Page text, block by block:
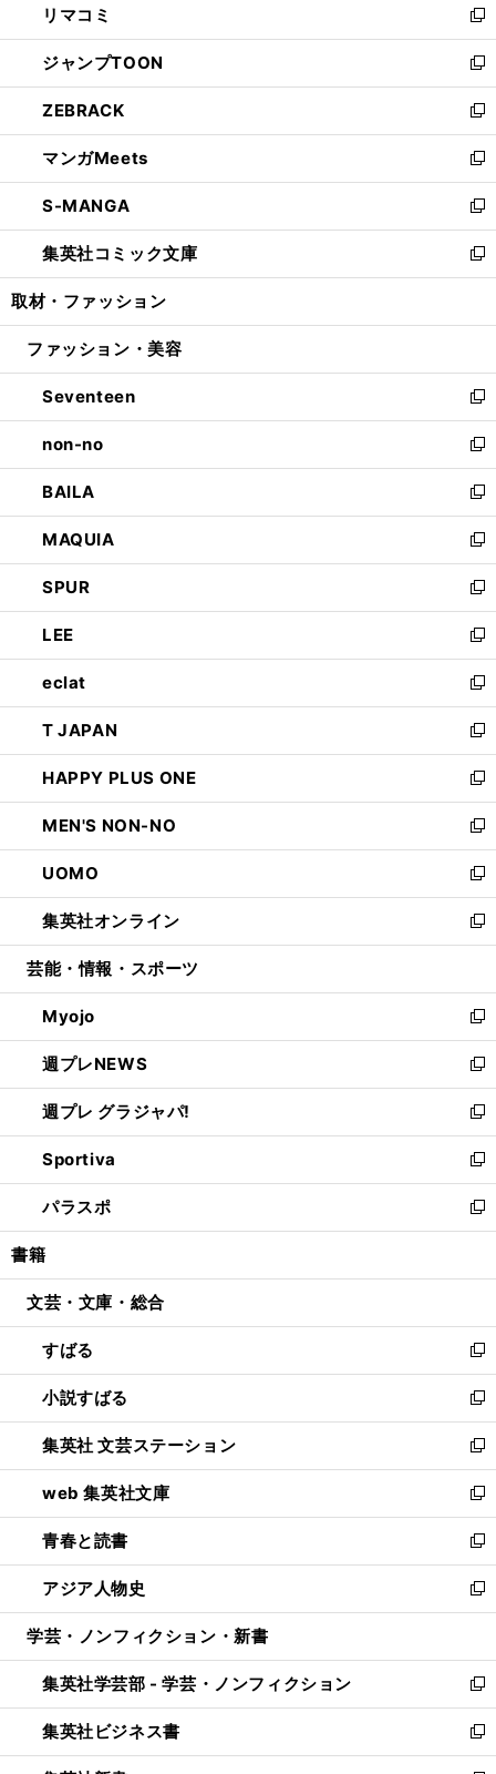
で
開
く
ド
ウ
で
開
く
ィ
ン
ド
ウ
で
開
く
い
ウ
ィ
ン
ド
ウ
で
開
く
リマコミ
新
し
い
ウ
ィ
ン
ド
ウ
で
開
く
ジャンプTOON
新
し
い
ウ
ィ
ン
ド
ウ
で
開
ZEBRACK
新
し
い
ウ
ィ
ン
ド
ウ
開
マンガMeets
新
し
い
ウ
ィ
ン
ウ
開
く
S-MANGA
新
し
い
ウ
ン
ウ
で
開
く
集英社コミック文庫
新
し
ウ
ン
ド
ウ
で
開
く
取材・ファッション
ファッション・美容
Seventeen
新
し
い
ウ
ィ
ン
ド
ウ
で
開
く
non-no
新
し
い
ウ
ィ
ン
ド
ウ
で
開
く
BAILA
新
し
い
ウ
ィ
ン
ド
ウ
で
開
く
MAQUIA
新
し
い
ウ
ィ
ン
ド
ウ
で
開
く
SPUR
新
し
い
ウ
ィ
ン
ド
ウ
で
開
く
LEE
新
し
い
ウ
ィ
ン
ド
ウ
で
開
く
eclat
新
し
い
ウ
ィ
ン
ド
ウ
で
開
く
T JAPAN
新
し
い
ウ
ィ
ン
ド
ウ
で
開
HAPPY PLUS ONE
新
し
い
ウ
ィ
ン
ド
ウ
開
く
MEN'S NON-NO
新
し
い
ウ
ィ
ン
ウ
で
開
く
UOMO
新
し
い
ウ
ン
ド
ウ
で
開
く
集英社オンライン
新
し
ウ
ィ
ン
ド
ウ
で
開
く
芸能・情報・スポーツ
Myojo
新
し
い
ウ
ィ
ン
ド
ウ
で
開
週プレNEWS
新
し
い
ウ
ィ
ン
ド
ウ
開
週プレ グラジャパ!
新
し
い
ウ
ィ
ン
ウ
開
く
Sportiva
新
し
い
ウ
ン
ウ
で
開
く
パラスポ
新
し
ウ
ン
ド
ウ
で
開
く
書籍
文芸・文庫・総合
すばる
新
し
い
ウ
ィ
ン
ド
ウ
で
開
く
小説すばる
新
し
い
ウ
ィ
ン
ド
ウ
で
開
集英社 文芸ステーション
新
し
い
ウ
ィ
ン
ド
ウ
開
く
web 集英社文庫
新
し
い
ウ
ィ
ン
ウ
で
開
く
青春と読書
新
し
い
ウ
ン
ド
ウ
で
開
アジア人物史
新
し
ウ
ィ
ン
ド
ウ
学芸・ノンフィクション・新書
集英社学芸部 - 学芸・ノンフィクション
新
し
い
ウ
集英社ビジネス書
新
し